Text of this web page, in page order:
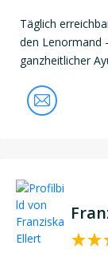
Täglich
den Lenormand
ganzheitlicher